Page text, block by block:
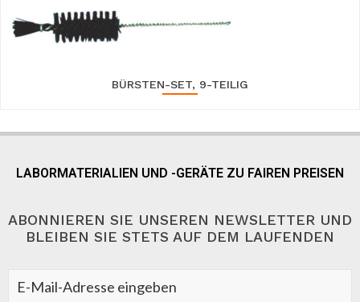
BÜRSTEN-SET, 9-TEILIG
LABORMATERIALIEN UND -GERÄTE ZU FAIREN PREISEN
ABONNIEREN SIE UNSEREN NEWSLETTER UND
BLEIBEN SIE STETS AUF DEM LAUFENDEN